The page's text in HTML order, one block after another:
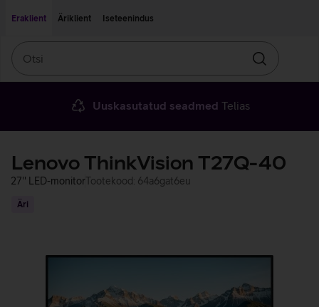
Eraklient
Äriklient Iseteenindus
Otsin
Uuskasutatud seadmed Telias
Lenovo ThinkVision T27Q-40
27'' LED-monitorTootekood: 64a6gat6eu
Äri